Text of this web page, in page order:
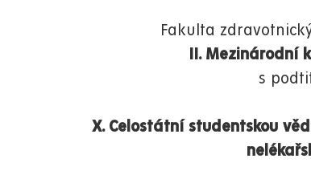
Fakulta
II. Mezinárodní
s
X. Celostátní studentskou